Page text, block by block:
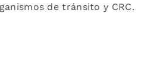
de tránsito y CRC.